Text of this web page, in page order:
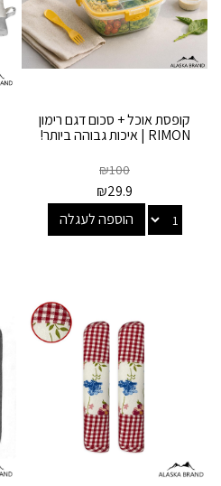
קופסת אוכל + סכום דגם רימון
RIMON | איכות גבוהה ביותר!
₪100
₪29.9
הוספה לעגלה